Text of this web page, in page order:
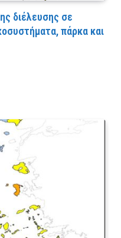
διέλευσης σε
πάρκα και